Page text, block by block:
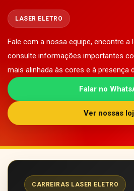
LASER ELETRO
Fale com a nossa equipe, encontre a
consulte informações importantes
mais alinhada às cores e à presença
Falar no
Ver nossas
CARREIRAS LASER ELETRO